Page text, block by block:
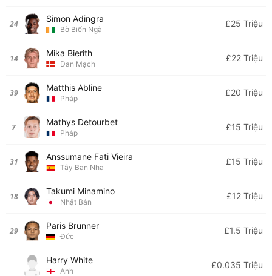
24 Simon Adingra
Bờ Biển Ngà
£25 Triệu
14 Mika Bierith
Đan Mạch
£22 Triệu
39 Matthis Abline
Pháp
£20 Triệu
7 Mathys Detourbet
Pháp
£15 Triệu
31 Anssumane Fati Vieira
Tây Ban Nha
£15 Triệu
18 Takumi Minamino
Nhật Bản
£12 Triệu
29 Paris Brunner
Đức
£1.5 Triệu
Harry White
Anh
£0.035 Triệu